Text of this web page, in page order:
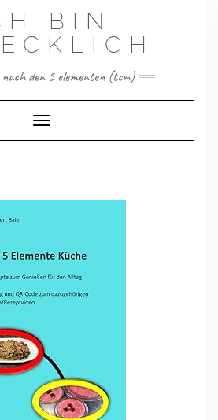
BIN
den 5 elementen (tcm)
Toggle Navigation